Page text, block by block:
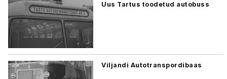
Uus Tartus toodetud autobuss
Viljandi Autotranspordibaas